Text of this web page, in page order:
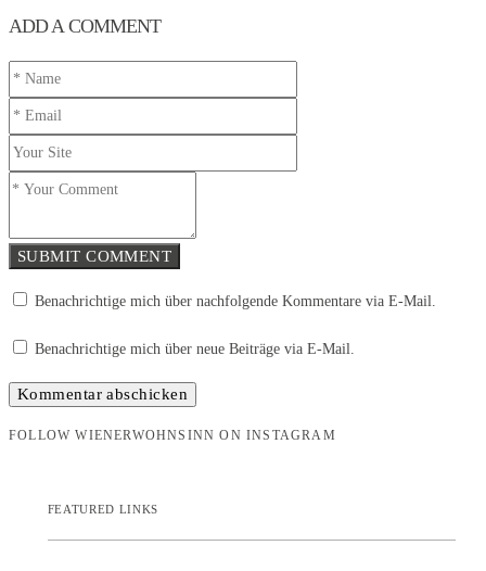
ADD A COMMENT
SUBMIT COMMENT
Benachrichtige mich über nachfolgende Kommentare via E-Mail.
Benachrichtige mich über neue Beiträge via E-Mail.
FOLLOW WIENERWOHNSINN ON INSTAGRAM
FEATURED LINKS